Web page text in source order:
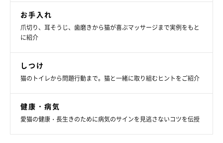
お手入れ
爪切り、耳そうじ、歯磨きから猫が喜ぶマッサージまで実例をもと
に紹介
しつけ
猫のトイレから問題行動まで。猫と一緒に取り組むヒントをご紹介
健康・病気
愛猫の健康・長生きのために病気のサインを見逃さないコツを伝授